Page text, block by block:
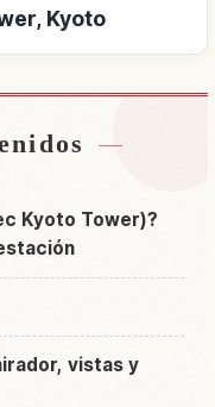
Kyoto
Kyoto Tower,
Tower, Kyoto
Kyoto Tower)?
vistas y